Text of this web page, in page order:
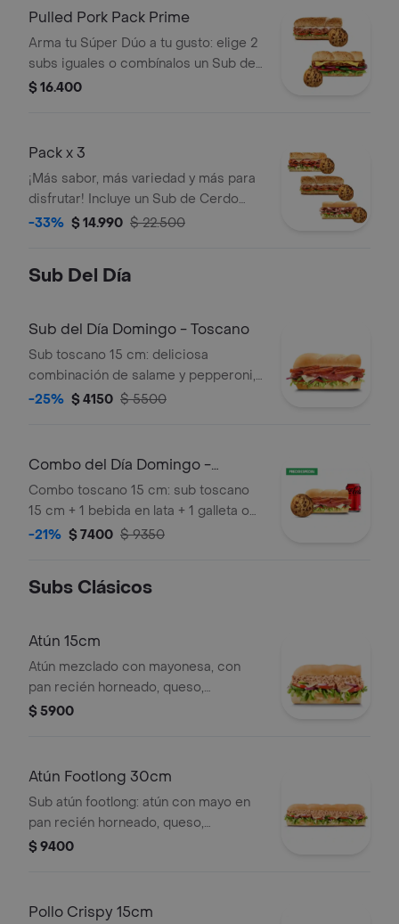
elección
Pulled Pork Pack Prime
Arma tu Súper Dúo a tu gusto: elige 2
subs iguales o combínalos un Sub de
Costillas BBQ de 15 cm y un Sub de
pan, queso, vegetales y salsas aplica
$ 16.400
Pack x 3
¡Más sabor, más variedad y más para
disfrutar! Incluye un Sub de Cerdo
Mechado 15 cm, un Sub de Jamón de
pan, queso, vegetales y salsas aplica
-33% $ 14.990 $ 22.500
Sub Del Día
Sub del Día Domingo - Toscano
Sub toscano 15 cm: deliciosa
combinación de salame y pepperoni,
con pan recién horneado, queso,
-25% $ 4150 $ 5500
Combo del Día Domingo -
Toscano
Combo toscano 15 cm: sub toscano
15 cm + 1 bebida en lata + 1 galleta o
papa a elección. con salame y
elección.
-21% $ 7400 $ 9350
Subs Clásicos
Atún 15cm
Atún mezclado con mayonesa, con
pan recién horneado, queso,
vegetales y salsas frescas a tu
$ 5900
Atún Footlong 30cm
Sub atún footlong: atún con mayo en
pan recién horneado, queso,
vegetales y salsas a elección.
$ 9400
Pollo Crispy 15cm